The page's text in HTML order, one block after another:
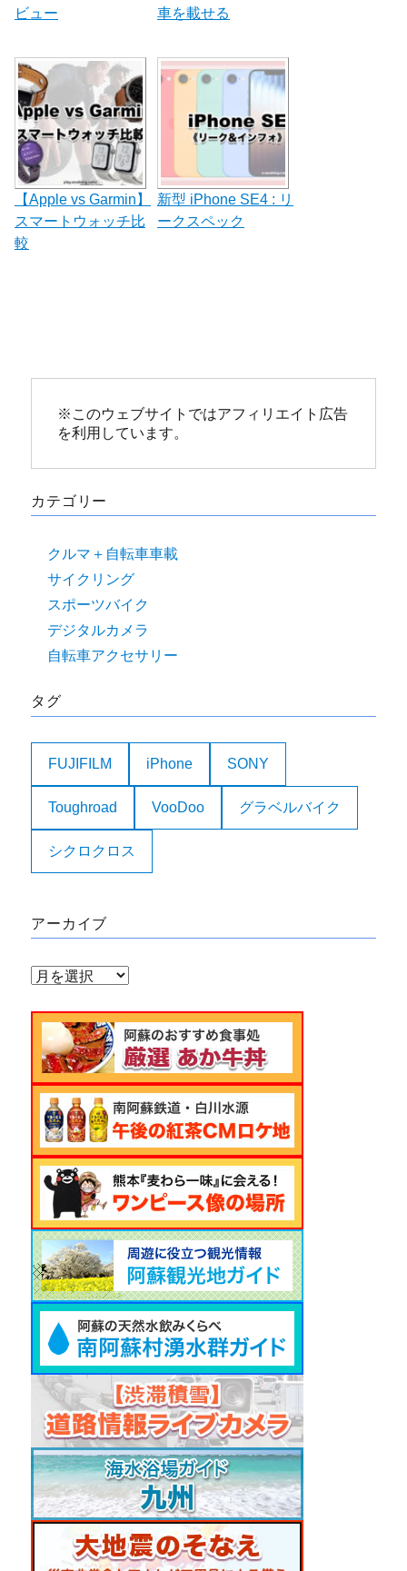
ビュー
車を載せる
【Apple vs Garmin】
スマートウォッチ比
較
新型 iPhone SE4 : リ
ークスペック
※このウェブサイトではアフィリエイト広告
を利用しています。
カテゴリー
クルマ＋自転車車載
サイクリング
スポーツバイク
デジタルカメラ
自転車アクセサリー
タグ
FUJIFILM iPhone SONY
Toughroad VooDoo グラベルバイク
シクロクロス
アーカイブ
ア
カ
イ
ブ